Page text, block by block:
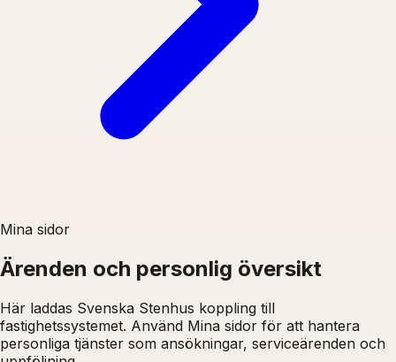
Mina sidor
Ärenden och personlig översikt
Här laddas Svenska Stenhus koppling till
fastighetssystemet. Använd Mina sidor för att hantera
personliga tjänster som ansökningar, serviceärenden och